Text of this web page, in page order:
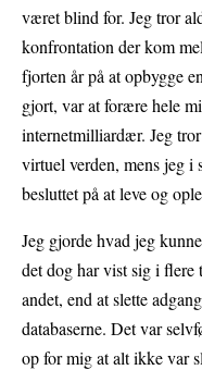
været blind for. Jeg tror
konfrontation der kom
fjorten år på at opbygge
gjort, var at forære hele
internetmilliardær. Jeg
virtuel verden, mens jeg i
besluttet på at leve og
Jeg gjorde hvad jeg
det dog har vist sig i
andet, end at slette
databaserne. Det var
op for mig at alt ikke var